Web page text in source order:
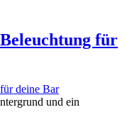
für
und ein